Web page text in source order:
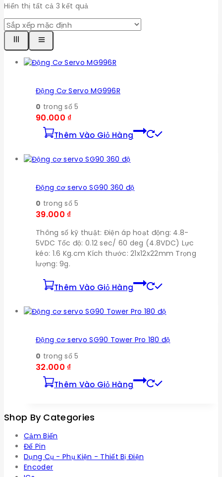
Hiển thị tất cả 3 kết quả
Động Cơ Servo MG996R
0 trong số 5
90.000 ₫
Thêm Vào Giỏ Hàng
Động cơ servo SG90 360 độ
0 trong số 5
39.000 ₫
Thông số kỹ thuật: Điện áp hoạt động: 4.8-
5VDC Tốc độ: 0.12 sec/ 60 deg (4.8VDC) Lực
kéo: 1.6 Kg.cm Kích thước: 21x12x22mm Trọng
lượng: 9g.
Thêm Vào Giỏ Hàng
Động cơ servo SG90 Tower Pro 180 độ
0 trong số 5
32.000 ₫
Thêm Vào Giỏ Hàng
Shop By Categories
Cảm Biến
Đế Pin
Dụng Cụ - Phụ Kiện - Thiết Bị Điện
Encoder